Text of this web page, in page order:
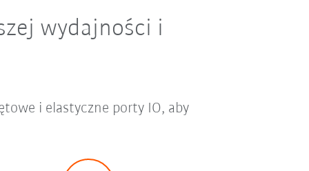
wydajności i
i elastyczne porty IO, aby